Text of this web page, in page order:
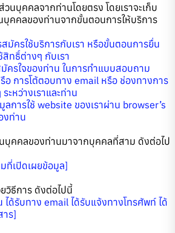
วนบุคคลจากท่านโดยตรง โดยเราจะเก็บ
บุคคลของท่านจากขั้นตอนการให้บริการ
มัครใช้บริการกับเรา หรือขั้นตอนการยื่น
สิทธิ์ต่างๆ กับเรา
ครใจของท่าน ในการทำแบบสอบถาม
อ การโต้ตอบทาง email หรือ ช่องทางการ
ะหว่างเราและท่าน
ลการใช้ website ของเราผ่าน browser’s
งท่าน
นบุคคลของท่านมาจากบุคคลที่สาม ดังต่อไป
ที่เปิดเผยข้อมูล]
วิธีการ ดังต่อไปนี้
ได้รับทาง email ได้รับแจ้งทางโทรศัพท์ ได้
าร]